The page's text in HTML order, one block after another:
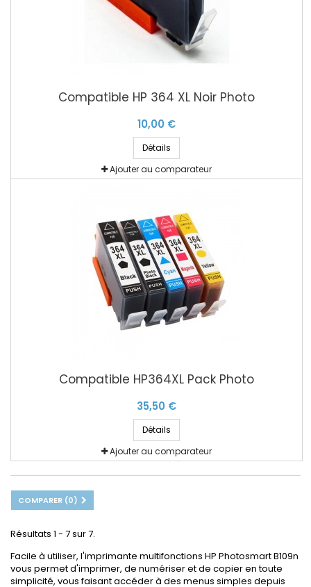
Compatible HP 364 XL Noir Photo
10,00 €
Détails
Ajouter au comparateur
Compatible HP364XL Pack Photo
35,50 €
Détails
Ajouter au comparateur
COMPARER (0)
Résultats 1 - 7 sur 7.
Facile à utiliser, l'imprimante multifonctions HP Photosmart B109n
vous permet d'imprimer, de numériser et de copier en toute
simplicité, vous faisant accéder à des menus simples depuis